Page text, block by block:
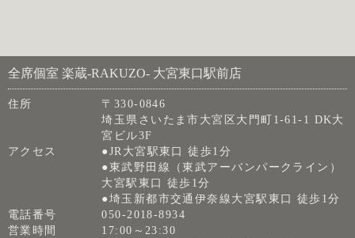
全席個室 楽蔵‐RAKUZO‐ 大宮東口駅前店
住所
〒330-0846
埼玉県さいたま市大宮区大門町1-61-1 DK大
宮ビル3F
アクセス
●JR大宮駅東口 徒歩1分
●東武野田線（東武アーバンパークライン）
大宮駅東口 徒歩1分
●埼玉新都市交通伊奈線大宮駅東口 徒歩1分
電話番号
050-2018-8934
営業時間
17:00～23:30